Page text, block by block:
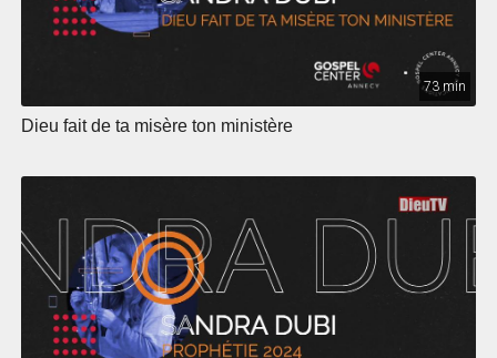
73 min
Dieu fait de ta misère ton ministère